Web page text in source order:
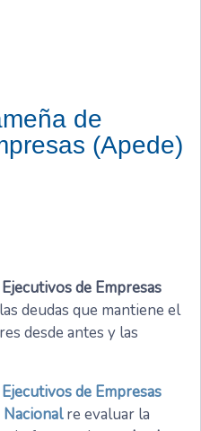
de
(Apede)
de Empresas
deudas que mantiene el
desde antes y las
de Empresas
re evaluar la